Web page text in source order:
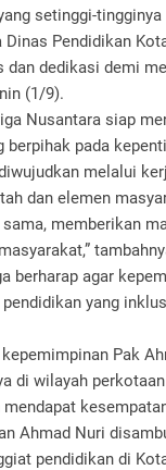
setinggi-
Dinas Pendidikan
dan dedikasi demi
(1/9).
Nusantara siap
berpihak pada
melalui
dan elemen
memberikan
berharap agar
yang
kepemimpinan Pak
di wilayah
Ahmad Nuri
pendidikan di